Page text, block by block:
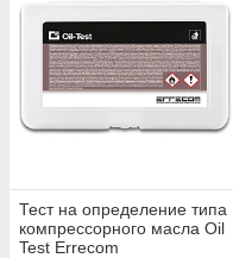
Тест на определение типа
компрессорного масла Oil
Test Errecom